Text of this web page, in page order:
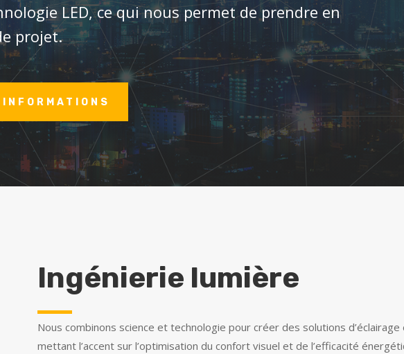
LED, ce qui nous permet de prendre en
projet.
Ingénierie lumière
Nous combinons science et technologie pour créer des solutions
mettant l’accent sur l’optimisation du confort visuel et de l’efficacité